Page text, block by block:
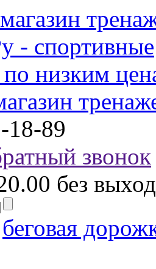
18-89
звонок
без
беговая